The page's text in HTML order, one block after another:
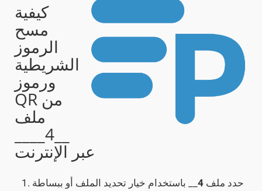
كيفية
مسح
الرموز
الشريطية
ورموز
QR من
ملف
عبر الإنترنت
حدد ملف 4 __ باستخدام خيار تحديد الملف أو ببساطة